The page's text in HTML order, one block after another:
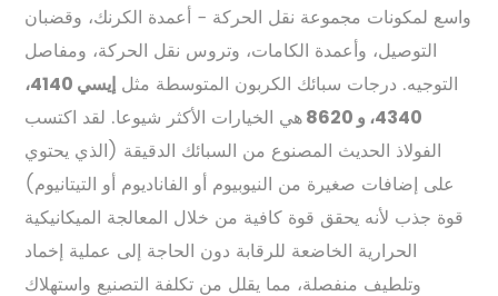
واسع لمكونات مجموعة نقل الحركة - أعمدة الكرنك، وقضبان
التوصيل، وأعمدة الكامات، وتروس نقل الحركة، ومفاصل
التوجيه. درجات سبائك الكربون المتوسطة مثل
إيسي 4140،
4340، و 8620
هي الخيارات الأكثر شيوعا. لقد اكتسب
الفولاذ الحديث المصنوع من السبائك الدقيقة (الذي يحتوي
على إضافات صغيرة من النيوبيوم أو الفاناديوم أو التيتانيوم)
قوة جذب لأنه يحقق قوة كافية من خلال المعالجة الميكانيكية
الحرارية الخاضعة للرقابة دون الحاجة إلى عملية إخماد
وتلطيف منفصلة، ​​مما يقلل من تكلفة التصنيع واستهلاك